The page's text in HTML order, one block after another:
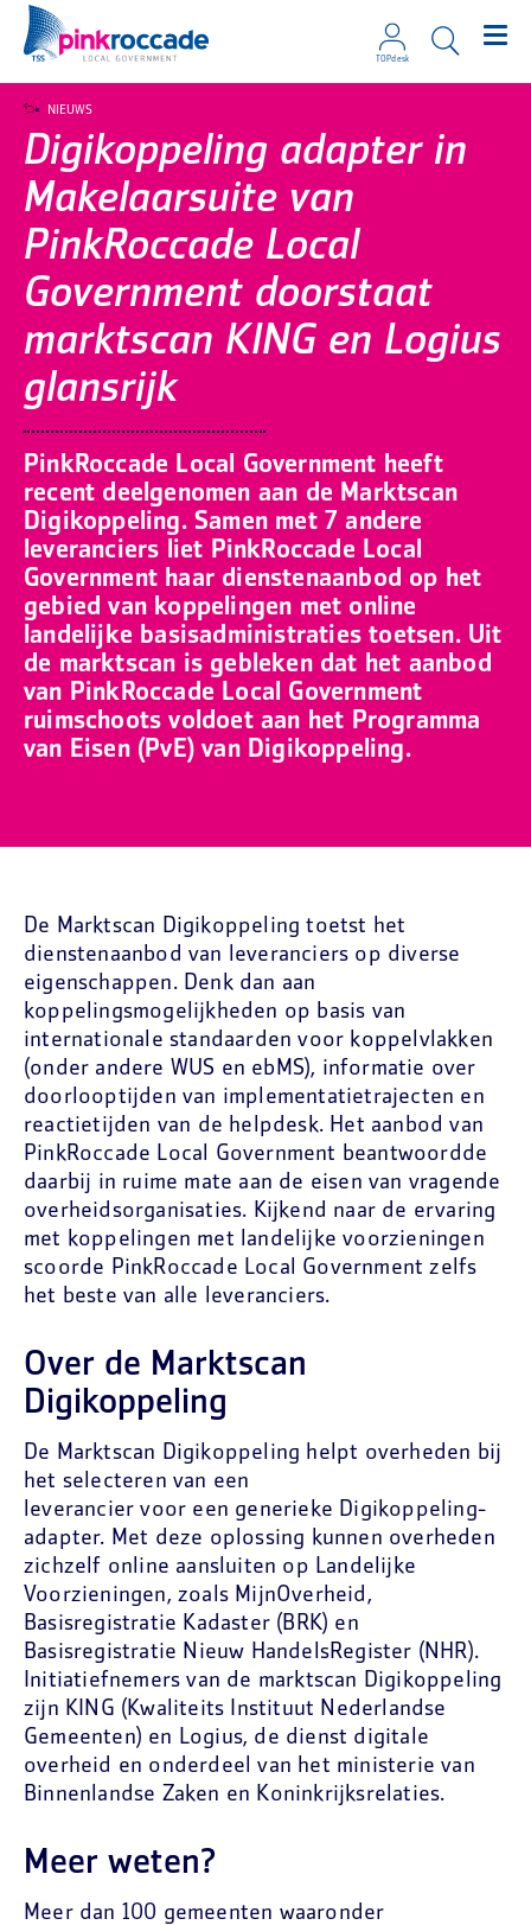
TOPdesk
Digikoppeling adapter in
Makelaarsuite van
PinkRoccade Local
Government doorstaat
marktscan KING en Logius
glansrijk
PinkRoccade Local Government heeft
recent deelgenomen aan de Marktscan
Digikoppeling. Samen met 7 andere
leveranciers liet PinkRoccade Local
Government haar dienstenaanbod op het
gebied van koppelingen met online
landelijke basisadministraties toetsen. Uit
de marktscan is gebleken dat het aanbod
van PinkRoccade Local Government
ruimschoots voldoet aan het Programma
van Eisen (PvE) van Digikoppeling.
NIEUWS
De Marktscan Digikoppeling toetst het
dienstenaanbod van leveranciers op diverse
eigenschappen. Denk dan aan
koppelingsmogelijkheden op basis van
internationale standaarden voor koppelvlakken
(onder andere WUS en ebMS), informatie over
doorlooptijden van implementatietrajecten en
reactietijden van de helpdesk. Het aanbod van
PinkRoccade Local Government beantwoordde
daarbij in ruime mate aan de eisen van vragende
overheidsorganisaties. Kijkend naar de ervaring
met koppelingen met landelijke voorzieningen
scoorde PinkRoccade Local Government zelfs
het beste van alle leveranciers.
Over de Marktscan
Digikoppeling
De Marktscan Digikoppeling helpt overheden bij
het selecteren van een
leverancier voor een generieke Digikoppeling-
adapter. Met deze oplossing kunnen overheden
zichzelf online aansluiten op Landelijke
Voorzieningen, zoals MijnOverheid,
Basisregistratie Kadaster (BRK) en
Basisregistratie Nieuw HandelsRegister (NHR).
Initiatiefnemers van de marktscan Digikoppeling
zijn KING (Kwaliteits Instituut Nederlandse
Gemeenten) en Logius, de dienst digitale
overheid en onderdeel van het ministerie van
Binnenlandse Zaken en Koninkrijksrelaties.
Meer weten?
Meer dan 100 gemeenten waaronder